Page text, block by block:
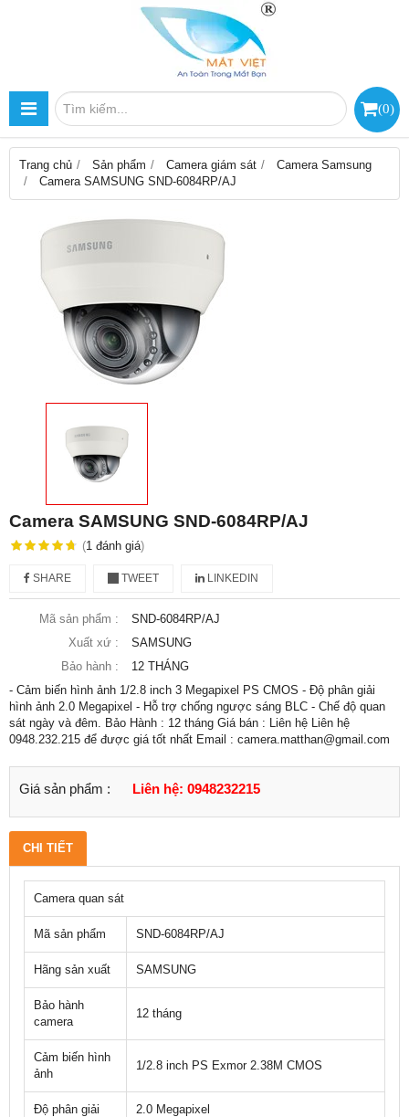
(0)
Trang chủ Sản phẩm Camera giám sát
Camera Samsung
Camera SAMSUNG SND-6084RP/AJ
Camera SAMSUNG SND-6084RP/AJ
(1 đánh giá)
SHARE TWEET LINKEDIN
Mã sản phẩm :
SND-6084RP/AJ
Xuất xứ :
SAMSUNG
Bảo hành :
12 THÁNG
- Cảm biến hình ảnh 1/2.8 inch 3 Megapixel PS CMOS - Độ phân giải
hình ảnh 2.0 Megapixel - Hỗ trợ chống ngược sáng BLC - Chế độ quan
sát ngày và đêm. Bảo Hành : 12 tháng Giá bán : Liên hệ Liên hệ
0948.232.215 để được giá tốt nhất Email : camera.matthan@gmail.com
Giá sản phẩm : Liên hệ: 0948232215
CHI TIẾT
Camera quan sát
Mã sản phẩm SND-6084RP/AJ
Hãng sản xuất SAMSUNG
Bảo hành
camera
12 tháng
Cảm biến hình
ảnh
1/2.8 inch PS Exmor 2.38M CMOS
Độ phân giải 2.0 Megapixel